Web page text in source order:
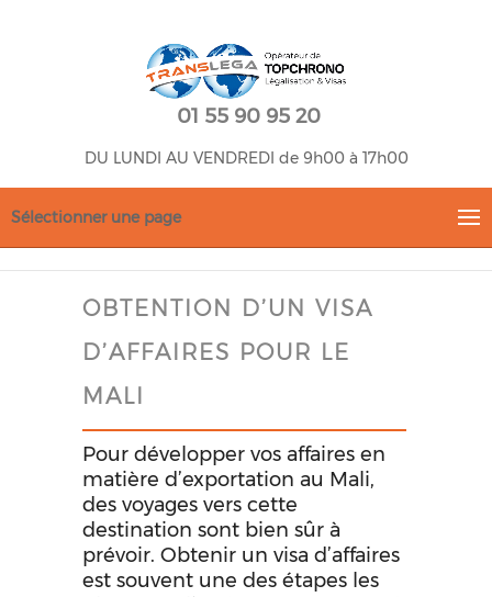
01 55 90 95 20
DU LUNDI AU VENDREDI de 9h00 à 17h00
Sélectionner une page
OBTENTION D’UN VISA
D’AFFAIRES POUR LE
MALI
Pour développer vos affaires en
matière d’exportation au Mali,
des voyages vers cette
destination sont bien sûr à
prévoir. Obtenir un visa d’affaires
est souvent une des étapes les